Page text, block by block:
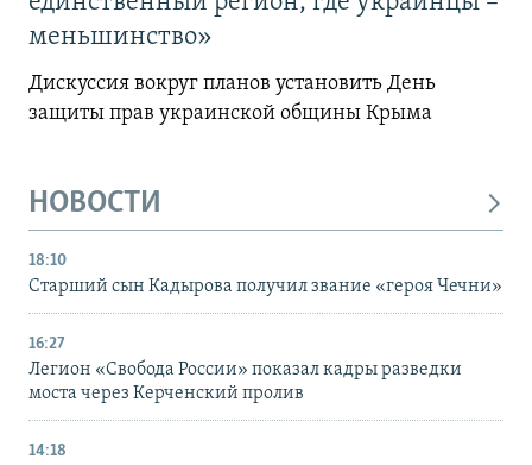
меньшинство»
Дискуссия вокруг планов установить День
защиты прав украинской общины Крыма
НОВОСТИ
18:10
Старший сын Кадырова получил звание «героя Чечни»
16:27
Легион «Свобода России» показал кадры разведки
моста через Керченский пролив
14:18